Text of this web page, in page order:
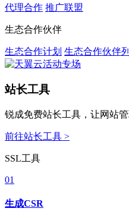
代理合作 推广联盟
生态合作伙伴
生态合作计划 生态合作伙伴
站长工具
锐成免费站长工具，让网站管
前往站长工具 >
SSL工具
01
生成CSR